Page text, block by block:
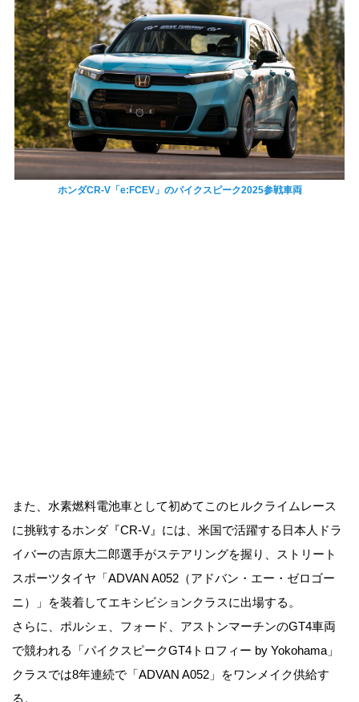
ホンダCR-V「e:FCEV」のパイクスピーク2025参戦車両
また、水素燃料電池車として初めてこのヒルクライムレース
に挑戦するホンダ『CR-V』には、米国で活躍する日本人ドラ
イバーの吉原大二郎選手がステアリングを握り、ストリート
スポーツタイヤ「ADVAN A052（アドバン・エー・ゼロゴー
ニ）」を装着してエキシビションクラスに出場する。
さらに、ポルシェ、フォード、アストンマーチンのGT4車両
で競われる「パイクスピークGT4トロフィー by Yokohama」
クラスでは8年連続で「ADVAN A052」をワンメイク供給す
る。